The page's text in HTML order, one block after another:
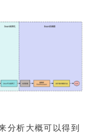
分析大概可以得到